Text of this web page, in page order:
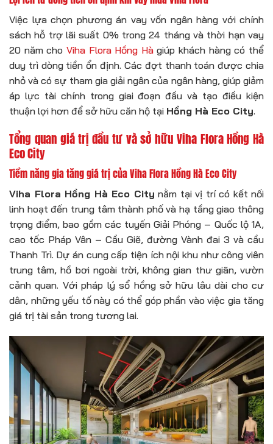
Việc lựa chọn phương án vay vốn ngân hàng với chính
sách hỗ trợ lãi suất 0% trong 24 tháng và thời hạn vay
20 năm cho Viha Flora Hồng Hàgiúp khách hàng có thể
duy trì dòng tiền ổn định. Các đợt thanh toán được chia
nhỏ và có sự tham gia giải ngân của ngân hàng, giúp giảm
áp lực tài chính trong giai đoạn đầu và tạo điều kiện
thuận lợi hơn để sở hữu căn hộ tại Hồng Hà Eco City.
Tổng quan giá trị đầu tư và sở hữu Viha Flora Hồng Hà
Eco City
Tiềm năng gia tăng giá trị của Viha Flora Hồng Hà Eco City
Viha Flora Hồng Hà Eco City nằm tại vị trí có kết nối
linh hoạt đến trung tâm thành phố và hạ tầng giao thông
trọng điểm, bao gồm các tuyến Giải Phóng – Quốc lộ 1A,
cao tốc Pháp Vân – Cầu Giẽ, đường Vành đai 3 và cầu
Thanh Trì. Dự án cung cấp tiện ích nội khu như công viên
trung tâm, hồ bơi ngoài trời, không gian thư giãn, vườn
cảnh quan. Với pháp lý sổ hồng sở hữu lâu dài cho cư
dân, những yếu tố này có thể góp phần vào việc gia tăng
giá trị tài sản trong tương lai.